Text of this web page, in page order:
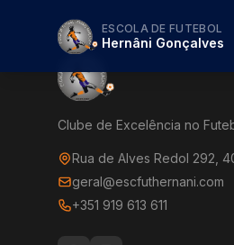
ESCOLA DE FUTEBOL
Hernâni Gonçalves
Clube de Excelência no
Rua de Alves Redol 292,
geral@escfuthernani.com
+351 919 613 611